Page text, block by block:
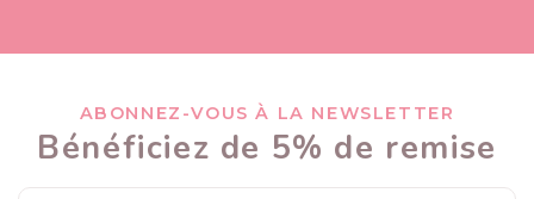
ABONNEZ-VOUS À LA NEWSLETTER
Bénéficiez de 5% de remise